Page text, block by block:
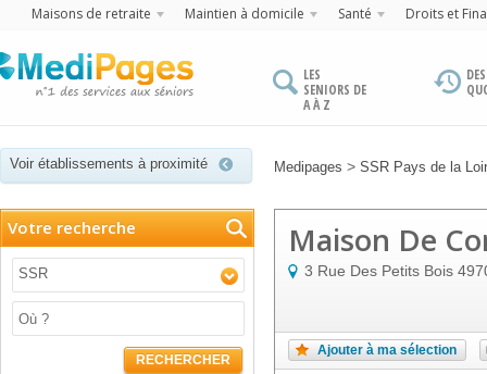
Maisons de retraite Maintien à domicile Santé Droits et
LES
SENIORS DE
A À Z
Voir établissements à proximité Medipages > SSR Pays de la
Votre recherche
SSR
RECHERCHER
Maison De
3 Rue Des Petits Bois
Ajouter à ma sélection